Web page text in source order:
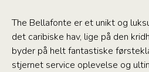
The Bellafonte er et unikt og
det caribiske hav, lige på den
byder på helt fantastiske
stjernet service oplevelse og